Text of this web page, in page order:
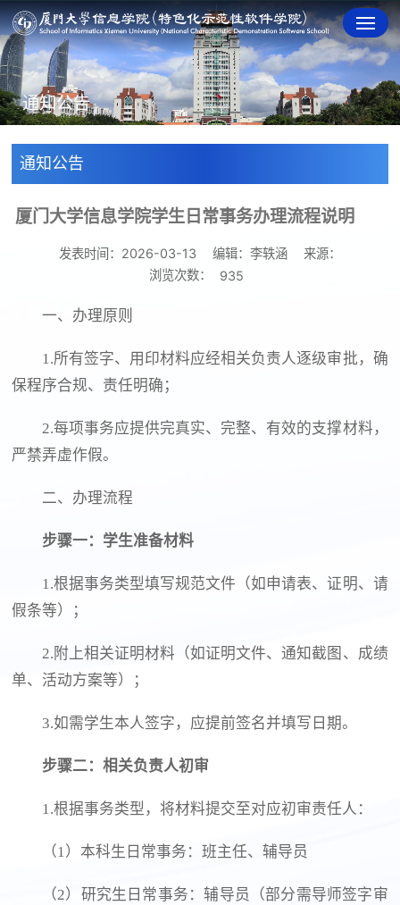
通知公告
通知公告
厦门大学信息学院学生日常事务办理流程说明
发表时间：2026-03-13 编辑：李轶涵
来源：
浏览次数：
935
一、办理原则
1.所有签字、用印材料应经相关负责人逐级审批，确
保程序合规、责任明确；
2.每项事务应提供完真实、完整、有效的支撑材料，
严禁弄虚作假。
二、办理流程
步骤一：学生准备材料
1.根据事务类型填写规范文件（如申请表、证明、请
假条等）；
2.附上相关证明材料（如证明文件、通知截图、成绩
单、活动方案等）；
3.如需学生本人签字，应提前签名并填写日期。
步骤二：相关负责人初审
1.根据事务类型，将材料提交至对应初审责任人：
（1）本科生日常事务：班主任、辅导员
（2）研究生日常事务：辅导员（部分需导师签字审